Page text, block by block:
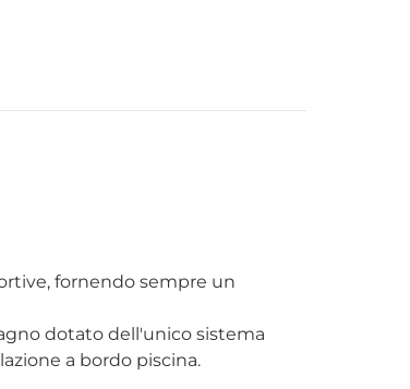
fornendo sempre un
dotato dell'unico sistema
a bordo piscina.